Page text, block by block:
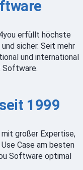
erfüllt höchste
sicher. Seit mehr
und international
Software.
1999
großer Expertise,
Case am besten
Software optimal